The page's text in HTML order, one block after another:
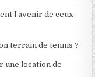
l’avenir de ceux
terrain de tennis ?
une location de